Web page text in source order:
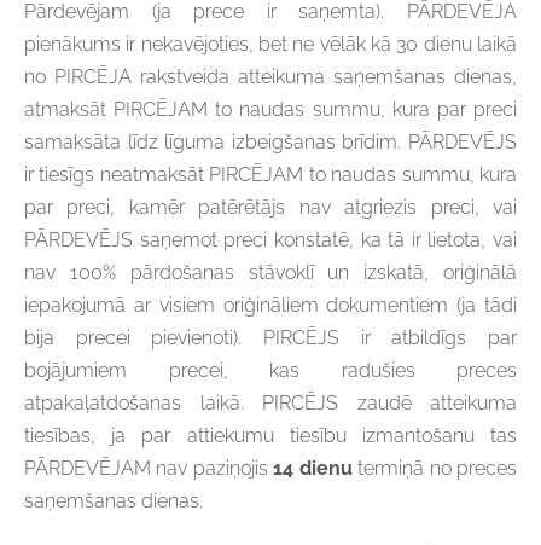
Pārdevējam (ja prece ir saņemta). PĀRDEVĒJA
pienākums ir nekavējoties, bet ne vēlāk kā 30 dienu laikā
no PIRCĒJA rakstveida atteikuma saņemšanas dienas,
atmaksāt PIRCĒJAM to naudas summu, kura par preci
samaksāta līdz līguma izbeigšanas brīdim. PĀRDEVĒJS
ir tiesīgs neatmaksāt PIRCĒJAM to naudas summu, kura
par preci, kamēr patērētājs nav atgriezis preci, vai
PĀRDEVĒJS saņemot preci konstatē, ka tā ir lietota, vai
nav 100% pārdošanas stāvoklī un izskatā, oriģinālā
iepakojumā ar visiem oriģināliem dokumentiem (ja tādi
bija precei pievienoti). PIRCĒJS ir atbildīgs par
bojājumiem precei, kas radušies preces
atpakaļatdošanas laikā. PIRCĒJS zaudē atteikuma
tiesības, ja par attiekumu tiesību izmantošanu tas
PĀRDEVĒJAM nav paziņojis14 dienutermiņā no preces
saņemšanas dienas.